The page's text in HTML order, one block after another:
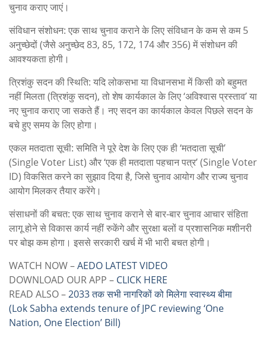
चुनाव कराए जाएं।
संविधान संशोधन: एक साथ चुनाव कराने के लिए संविधान के कम से कम 5
अनुच्छेदों (जैसे अनुच्छेद 83, 85, 172, 174 और 356) में संशोधन की
आवश्यकता होगी।
त्रिशंकु सदन की स्थिति: यदि लोकसभा या विधानसभा में किसी को बहुमत
नहीं मिलता (त्रिशंकु सदन), तो शेष कार्यकाल के लिए ‘अविश्वास प्रस्ताव’ या
नए चुनाव कराए जा सकते हैं। नए सदन का कार्यकाल केवल पिछले सदन के
बचे हुए समय के लिए होगा।
एकल मतदाता सूची: समिति ने पूरे देश के लिए एक ही ‘मतदाता सूची’
(Single Voter List) और ‘एक ही मतदाता पहचान पत्र’ (Single Voter
ID) विकसित करने का सुझाव दिया है, जिसे चुनाव आयोग और राज्य चुनाव
आयोग मिलकर तैयार करेंगे।
संसाधनों की बचत: एक साथ चुनाव कराने से बार-बार चुनाव आचार संहिता
लागू होने से विकास कार्य नहीं रुकेंगे और सुरक्षा बलों व प्रशासनिक मशीनरी
पर बोझ कम होगा। इससे सरकारी खर्च में भी भारी बचत होगी।
WATCH NOW –AEDO LATEST VIDEO
DOWNLOAD OUR APP – CLICK HERE
READ ALSO –2033 तक सभी नागरिकों को मिलेगा स्वास्थ्य बीमा
(Lok Sabha extends tenure of JPC reviewing ‘One
Nation, One Election’ Bill)